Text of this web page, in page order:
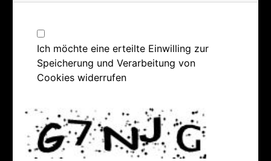
Ich möchte eine erteilte Einwilling zur
Speicherung und Verarbeitung von
Cookies widerrufen